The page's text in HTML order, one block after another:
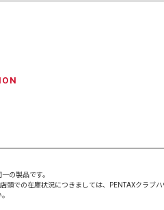
の製品です。
頭での在庫状況につきましては、PENTAXクラブハ